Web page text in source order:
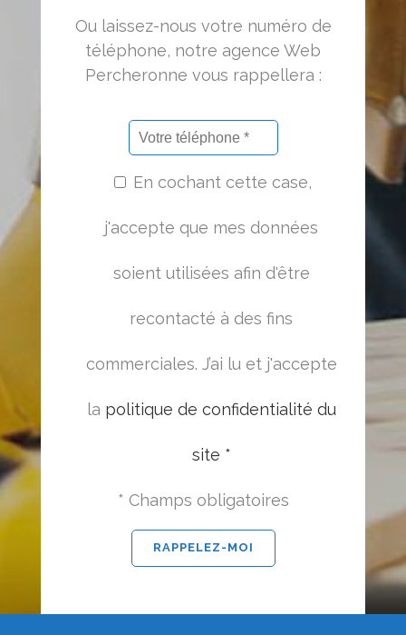
Ou laissez-nous votre numéro de
téléphone, notre agence Web
Percheronne vous rappellera :
En cochant cette case,
j'accepte que mes données
soient utilisées afin d'être
recontacté à des fins
commerciales. J’ai lu et j'accepte
la politique de confidentialité du
site *
* Champs obligatoires